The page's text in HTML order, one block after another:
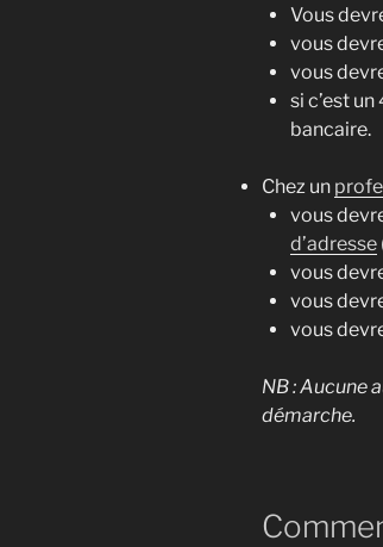
Vous
vous
vous
si c’est
bancaire.
Chez un
vous
d’adresse
vous
vous
vous
NB : Aucune
démarche.